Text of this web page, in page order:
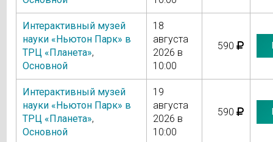
Интерактивный музей
науки «Ньютон Парк» в
ТРЦ «Планета»,
Основной
18
августа
2026 в
10:00
590
Интерактивный музей
науки «Ньютон Парк» в
ТРЦ «Планета»,
Основной
19
августа
2026 в
10:00
590